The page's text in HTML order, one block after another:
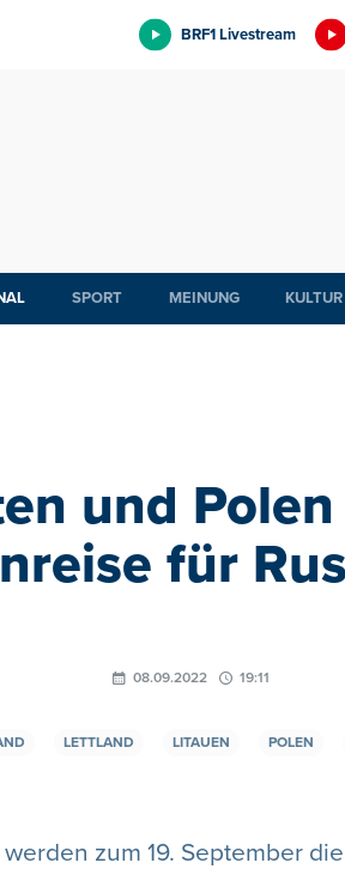
BRF1 Livestream
SPORT MEINUNG KULTUR
und
für
08.09.2022 19:11
LETTLAND LITAUEN POLEN
zum 19. September